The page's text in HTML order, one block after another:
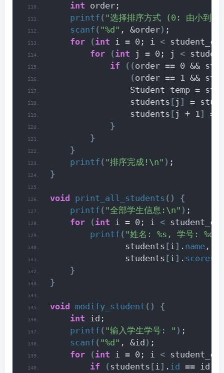
int order;
printf ( "选择排序方式 (0: 由小到
scanf ( "%d" , &order) ;
for
(int i = 0; i <
for
(int j = 0; j <
if
((order == 0 &&
(order == 1 &&
Student temp =
                students
[ j ]
=
                students
[ j + 1]
=
}
}
}
printf ( "排序完成!\n" ) ;
}
void print_all_students ()
{
printf ( "全部学生信息:\n" ) ;
for
(int i = 0; i <
printf ( "姓名: %s, 学号:
               students
[i] . name ,
               students
[i] . scores
}
}
void modify_student ()
{
int id;
printf ( "输入学生学号: " ) ;
scanf ( "%d" , &id ) ;
for
(int i = 0; i <
if
(students [i] . id == id